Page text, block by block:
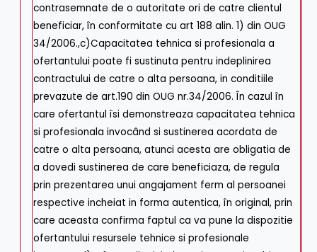
contrasemnate de o autoritate ori de catre clientul
beneficiar, în conformitate cu art 188 alin. 1) din OUG
34/2006.,c)Capacitatea tehnica si profesionala a
ofertantului poate fi sustinuta pentru indeplinirea
contractului de catre o alta persoana, in conditiile
prevazute de art.190 din OUG nr.34/2006. În cazul în
care ofertantul îsi demonstreaza capacitatea tehnica
si profesionala invocând si sustinerea acordata de
catre o alta persoana, atunci acesta are obligatia de
a dovedi sustinerea de care beneficiaza, de regula
prin prezentarea unui angajament ferm al persoanei
respective incheiat in forma autentica, în original, prin
care aceasta confirma faptul ca va pune la dispozitie
ofertantului resursele tehnice si profesionale